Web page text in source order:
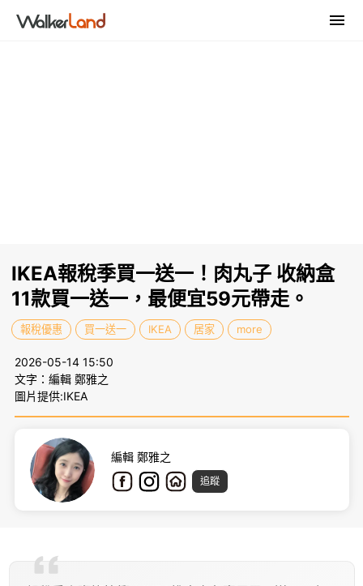
IKEA報稅季買一送一！肉丸子 收納盒
11款買一送一，最便宜59元帶走。
報稅優惠 買一送一 IKEA 居家 more
2026-05-14 15:50
文字：編輯 鄭雅之
圖片提供:IKEA
編輯 鄭雅之
追蹤